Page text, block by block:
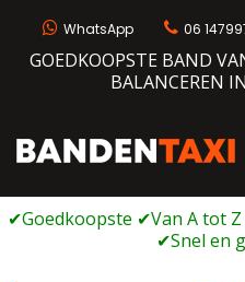
WhatsApp 06
GOEDKOOPSTE BAND
BALANCEREN